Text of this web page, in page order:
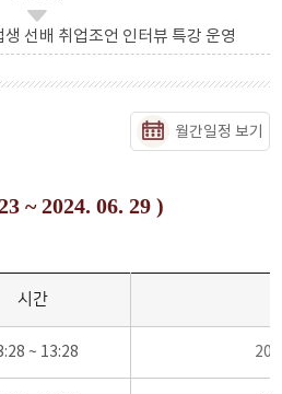
선배 취업조언 인터뷰 특강 운영
월간일정 보기
~ 2024. 06. 29 )
시간
~ 13:28